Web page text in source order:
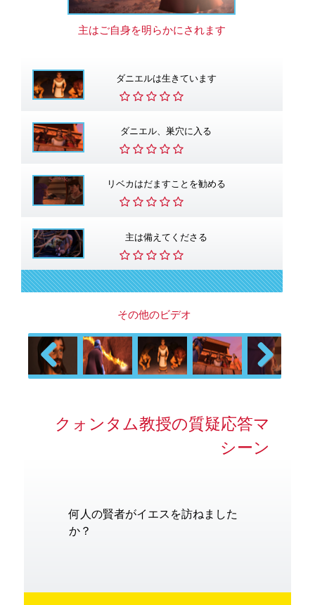
主はご自身を明らかにされます
ダニエルは生きています
ダニエル、巣穴に入る
リベカはだますことを勧める
主は備えてくださる
その他のビデオ
Previous Next
クォンタム教授の質疑応答マ
シーン
何人の賢者がイエスを訪ねました
か？